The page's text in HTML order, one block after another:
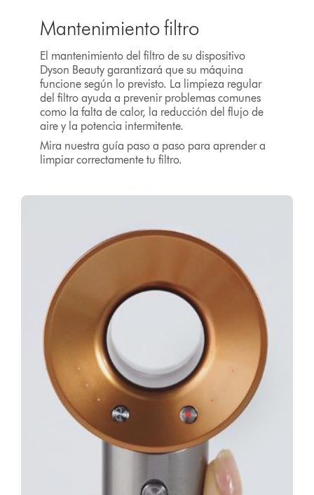
Mantenimiento filtro
El mantenimiento del filtro de su dispositivo
Dyson Beauty garantizará que su máquina
funcione según lo previsto. La limpieza regular
del filtro ayuda a prevenir problemas comunes
como la falta de calor, la reducción del flujo de
aire y la potencia intermitente.
Mira nuestra guía paso a paso para aprender a
limpiar correctamente tu filtro.